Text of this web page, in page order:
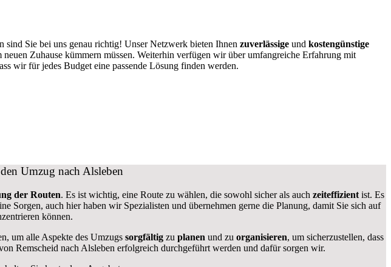
sind Sie bei uns genau richtig! Unser Netzwerk bieten Ihnen zuverlässige und kostengünstige
Zuhause kümmern müssen. Weiterhin verfügen wir über umfangreiche Erfahrung mit
wir für jedes Budget eine passende Lösung finden werden.
Umzug nach Alsleben
der Routen. Es ist wichtig, eine Route zu wählen, die sowohl sicher als auch zeiteffizient ist. Es
Sorgen, auch hier haben wir Spezialisten und übernehmen gerne die Planung, damit Sie sich auf
können.
um alle Aspekte des Umzugs sorgfältig zu planen und zu organisieren, um sicherzustellen, dass
Remscheid nach Alsleben erfolgreich durchgeführt werden und dafür sorgen wir.